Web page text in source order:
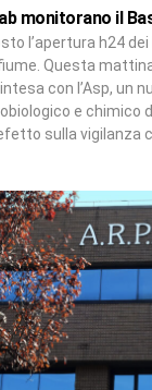
monitorano il
l’apertura h24
Questa
con l’Asp, un
e chimico
sulla vigilanza